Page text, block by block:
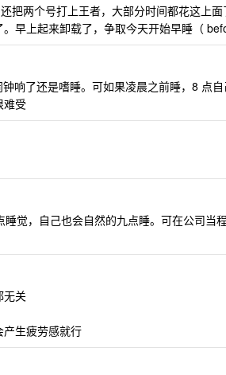
把两个号打上王者，大部分时间都花这上
早上起来卸载了，争取今天开始早睡（
响了还是嗜睡。可如果凌晨之前睡，8 点
难受
觉，自己也会自然的九点睡。可在公司当
无关
生疲劳感就行